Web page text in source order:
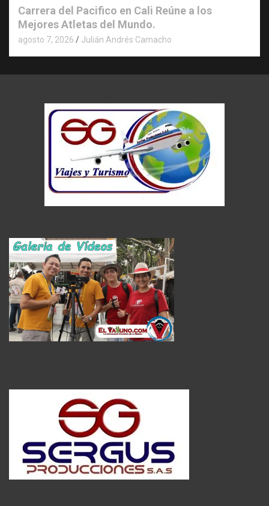
Carrera del Pacifico en Cali Reúne a los
Mejores Atletas del Mundo.
agosto 7, 2026 Julián Andrés Camacho